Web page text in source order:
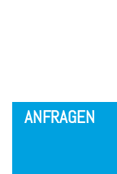
ANFRAGEN